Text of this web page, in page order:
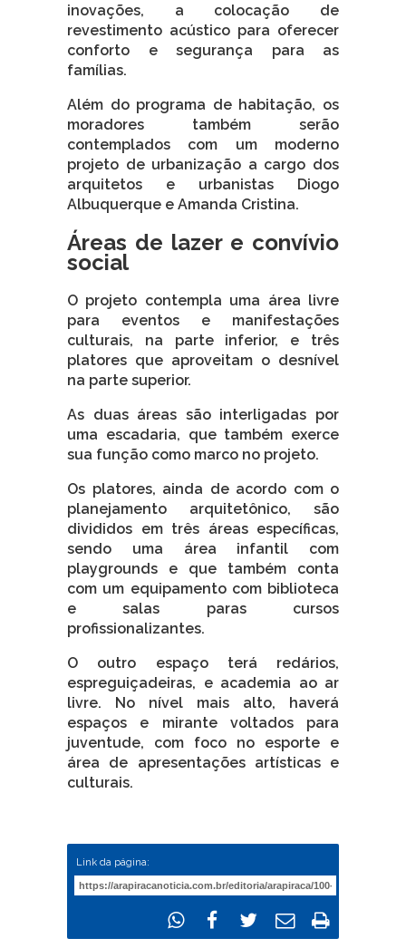
inovações, a colocação de
revestimento acústico para oferecer
conforto e segurança para as
famílias.
Além do programa de habitação, os
moradores também serão
contemplados com um moderno
projeto de urbanização a cargo dos
arquitetos e urbanistas Diogo
Albuquerque e Amanda Cristina.
Áreas de lazer e convívio
social
O projeto contempla uma área livre
para eventos e manifestações
culturais, na parte inferior, e três
platores que aproveitam o desnível
na parte superior.
As duas áreas são interligadas por
uma escadaria, que também exerce
sua função como marco no projeto.
Os platores, ainda de acordo com o
planejamento arquitetônico, são
divididos em três áreas específicas,
sendo uma área infantil com
playgrounds e que também conta
com um equipamento com biblioteca
e salas paras cursos
profissionalizantes.
O outro espaço terá redários,
espreguiçadeiras, e academia ao ar
livre. No nível mais alto, haverá
espaços e mirante voltados para
juventude, com foco no esporte e
área de apresentações artísticas e
culturais.
Link da página: